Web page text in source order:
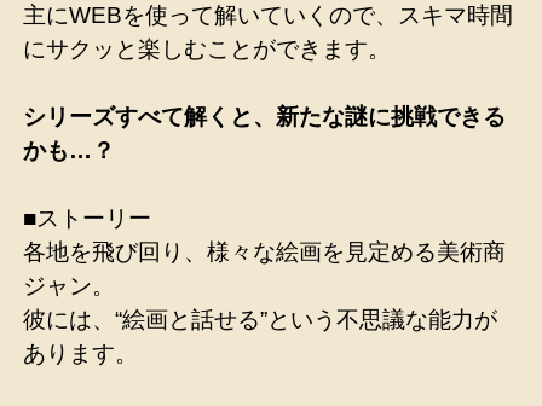
主にWEBを使って解いていくので、スキマ時間
にサクッと楽しむことができます。
シリーズすべて解くと、新たな謎に挑戦できる
かも…？
■ストーリー
各地を飛び回り、様々な絵画を見定める美術商
ジャン。
彼には、“絵画と話せる”という不思議な能力が
あります。